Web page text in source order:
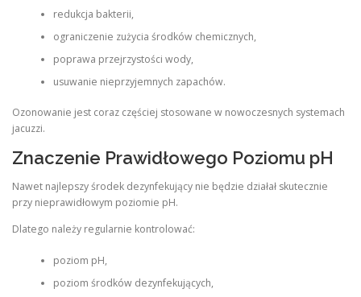
redukcja bakterii,
ograniczenie zużycia środków chemicznych,
poprawa przejrzystości wody,
usuwanie nieprzyjemnych zapachów.
Ozonowanie jest coraz częściej stosowane w nowoczesnych systemach
jacuzzi.
Znaczenie Prawidłowego Poziomu pH
Nawet najlepszy środek dezynfekujący nie będzie działał skutecznie
przy nieprawidłowym poziomie pH.
Dlatego należy regularnie kontrolować:
poziom pH,
poziom środków dezynfekujących,